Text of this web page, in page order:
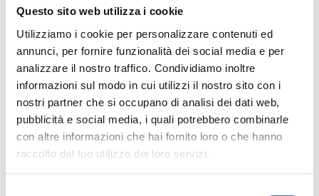
Questo sito web utilizza i cookie
Utilizziamo i cookie per personalizzare contenuti ed
annunci, per fornire funzionalità dei social media e per
analizzare il nostro traffico. Condividiamo inoltre
informazioni sul modo in cui utilizzi il nostro sito con i
nostri partner che si occupano di analisi dei dati web,
pubblicità e social media, i quali potrebbero combinarle
con altre informazioni che hai fornito loro o che hanno
raccolto dal tuo utilizzo dei loro servizi.
Optische und optisch-akustische
Signalgeber der XP95-Serie
Die optischen und optisch-akustischen
Signalgeber der XP95-Serie bieten umfassende